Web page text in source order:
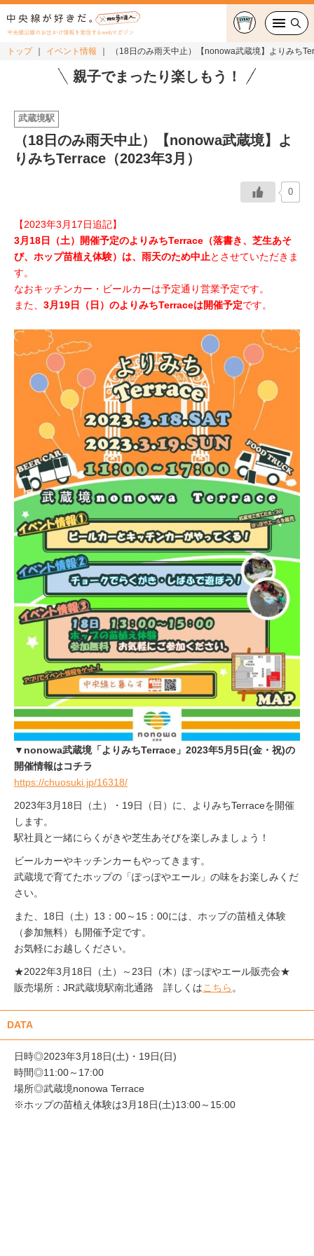
中央線沿線のお出かけ情報を発信するwebマガジン
グルメ・カフェ
おでかけ
特集
連載
中央線フェス
イベント情報
おしらせ
探す
トップ イベント情報 （18日のみ雨天中止）【nonowa武蔵境】よりみち
親子でまったり楽しもう！
武蔵境駅
（18日のみ雨天中止）【nonowa武蔵境】よ
りみちTerrace（2023年3月）
0
【2023年3月17日追記】
3月18日（土）開催予定のよりみちTerrace（落書き、芝生あそ
び、ホップ苗植え体験）は、雨天のため中止とさせていただきま
す。
なおキッチンカー・ビールカーは予定通り営業予定です。
また、 3月19日（日）のよりみちTerraceは開催予定です。
▼nonowa武蔵境「よりみちTerrace」2023年5月5日(金・祝)の
開催情報はコチラ
https://chuosuki.jp/16318/
2023年3 月18日（土）・19日（日）に、よりみちTerraceを開催
します。
駅社員と一緒にらくがきや芝生あそびを楽しみましょう！
ビールカーやキッチンカーもやってきます。
武蔵境で育てたホップの「ぽっぽやエール」の味をお楽しみくだ
さい。
また、18日（土）13：00～15：00には、ホップの苗植え体験
（参加無料）も開催予定です。
お気軽にお越しください。
★2022年3月18日（土）～23日（木）ぽっぽやエール販売会★
販売場所：JR武蔵境駅南北通路 詳しくはこちら 。
DATA
日時◎2023年3月18日(土)・19日(日)
時間◎11:00～17:00
場所◎武蔵境nonowa Terrace
※ホップの苗植え体験は3月18日(土)13:00～15:00